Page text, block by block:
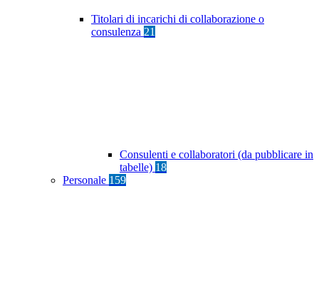
Titolari di incarichi di collaborazione o
consulenza 21
Consulenti e collaboratori (da pubblicare in
tabelle) 18
Personale 159